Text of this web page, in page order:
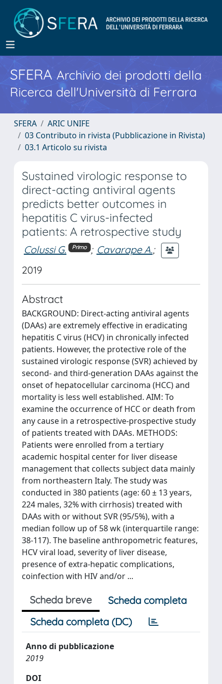
SFERA Archivio dei prodotti della
Ricerca dell'Università di Ferrara
SFERA
ARIC UNIFE
03 Contributo in rivista (Pubblicazione in Rivista)
03.1 Articolo su rivista
Sustained virologic response to
direct-acting antiviral agents
predicts better outcomes in
hepatitis C virus-infected
patients: A retrospective study
Colussi G. Primo ; Cavarape A.;
2019
Abstract
BACKGROUND: Direct-acting antiviral agents
(DAAs) are extremely effective in eradicating
hepatitis C virus (HCV) in chronically infected
patients. However, the protective role of the
sustained virologic response (SVR) achieved by
second- and third-generation DAAs against the
onset of hepatocellular carcinoma (HCC) and
mortality is less well established. AIM: To
examine the occurrence of HCC or death from
any cause in a retrospective-prospective study
of patients treated with DAAs. METHODS:
Patients were enrolled from a tertiary
academic hospital center for liver disease
management that collects subject data mainly
from northeastern Italy. The study was
conducted in 380 patients (age: 60 ± 13 years,
224 males, 32% with cirrhosis) treated with
DAAs with or without SVR (95/5%), with a
median follow up of 58 wk (interquartile range:
38-117). The baseline anthropometric features,
HCV viral load, severity of liver disease,
presence of extra-hepatic complications,
coinfection with HIV and/or ...
Scheda breve
Scheda completa
Scheda completa (DC)
Anno di pubblicazione
2019
DOI